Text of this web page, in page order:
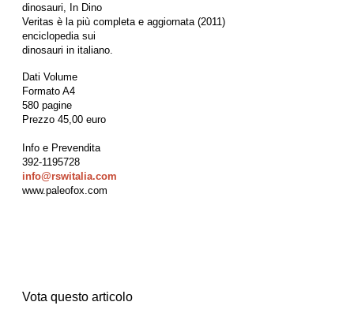
dinosauri, In Dino
Veritas è la più completa e aggiornata (2011)
enciclopedia sui
dinosauri in italiano.
Dati Volume
Formato A4
580 pagine
Prezzo 45,00 euro
Info e Prevendita
392-1195728
info@rswitalia.com
www.paleofox.com
Vota questo articolo